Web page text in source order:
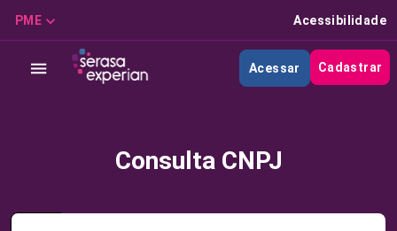
PME Acessibilidade
Acessar Cadastrar
Consulta CNPJ